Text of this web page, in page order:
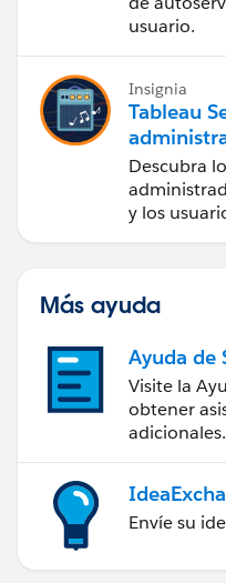
usuario.
Insignia
Tableau
usuarios
Descubra
y los
Más ayuda
Ayuda de
Visite la
obtener
adicionales.
Envíe su